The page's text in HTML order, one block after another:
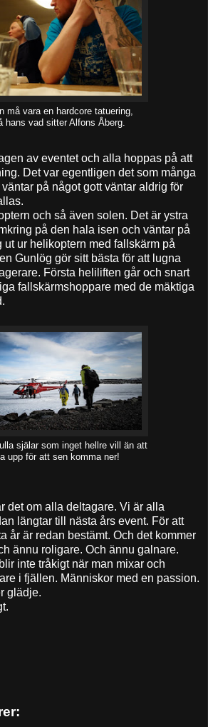
må vara en hardcore tatuering,
hans vad sitter Alfons Åberg.
av eventet och alla hoppas på att
Det var egentligen det som många
på något gott väntar aldrig för
och så även solen. Det är ystra
på den hala isen och väntar på
ut ur helikoptern med fallskärm på
Gunlög gör sitt bästa för att lugna
Första heliliften går och snart
fallskärmshoppare med de mäktiga
själar som inget hellre vill än att
upp för att sen komma ner!
det om alla deltagare. Vi är alla
längtar till nästa års event. För att
år är redan bestämt. Och det kommer
ännu roligare. Och ännu galnare.
inte tråkigt när man mixar och
i fjällen. Människor med en passion.
glädje.